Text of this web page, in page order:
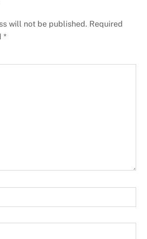
will not be published. Required
*